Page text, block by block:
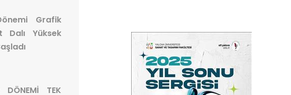
Grafik
Dalı Yüksek
TEK